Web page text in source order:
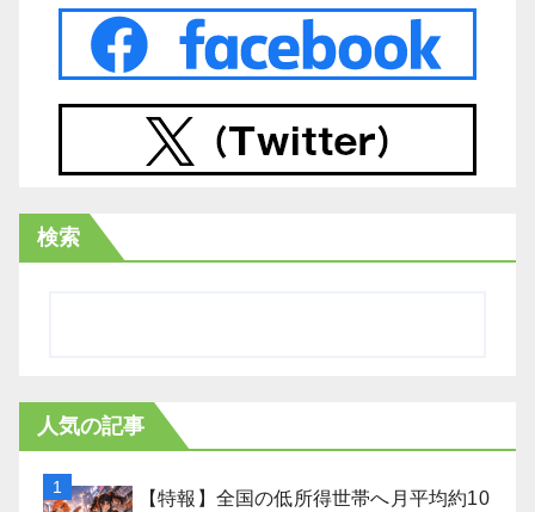
検索
人気の記事
【特報】全国の低所得世帯へ月平均約10